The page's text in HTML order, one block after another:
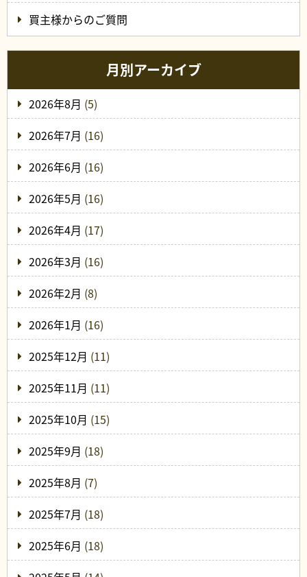
買主様からのご質問
月別アーカイブ
2026年8月 (5)
2026年7月 (16)
2026年6月 (16)
2026年5月 (16)
2026年4月 (17)
2026年3月 (16)
2026年2月 (8)
2026年1月 (16)
2025年12月 (11)
2025年11月 (11)
2025年10月 (15)
2025年9月 (18)
2025年8月 (7)
2025年7月 (18)
2025年6月 (18)